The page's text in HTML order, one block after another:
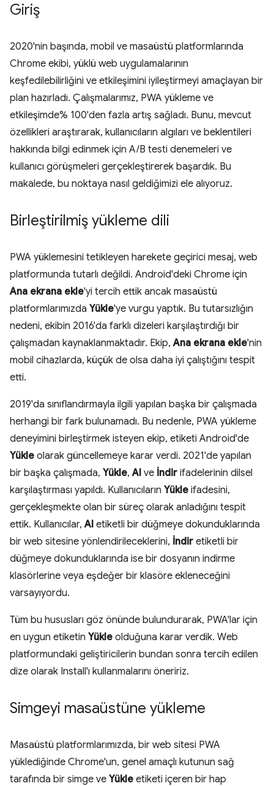
Giriş
2020'nin başında, mobil ve masaüstü platformlarında
Chrome ekibi, yüklü web uygulamalarının
keşfedilebilirliğini ve etkileşimini iyileştirmeyi amaçlayan bir
plan hazırladı. Çalışmalarımız, PWA yükleme ve
etkileşimde% 100'den fazla artış sağladı. Bunu, mevcut
özellikleri araştırarak, kullanıcıların algıları ve beklentileri
hakkında bilgi edinmek için A/B testi denemeleri ve
kullanıcı görüşmeleri gerçekleştirerek başardık. Bu
makalede, bu noktaya nasıl geldiğimizi ele alıyoruz.
Birleştirilmiş yükleme dili
PWA yüklemesini tetikleyen harekete geçirici mesaj, web
platformunda tutarlı değildi. Android'deki Chrome için
Ana ekrana ekle'yi tercih ettik ancak masaüstü
platformlarımızda Yükle'ye vurgu yaptık. Bu tutarsızlığın
nedeni, ekibin 2016'da farklı dizeleri karşılaştırdığı bir
çalışmadan kaynaklanmaktadır. Ekip,Ana ekrana ekle'nin
mobil cihazlarda, küçük de olsa daha iyi çalıştığını tespit
etti.
2019'da sınıflandırmayla ilgili yapılan başka bir çalışmada
herhangi bir fark bulunamadı. Bu nedenle, PWA yükleme
deneyimini birleştirmek isteyen ekip, etiketi Android'de
Yükle olarak güncellemeye karar verdi. 2021'de yapılan
bir başka çalışmada, Yükle,Al ve İndir ifadelerinin dilsel
karşılaştırması yapıldı. Kullanıcıların Yükle ifadesini,
gerçekleşmekte olan bir süreç olarak anladığını tespit
ettik. Kullanıcılar,Al etiketli bir düğmeye dokunduklarında
bir web sitesine yönlendirileceklerini, İndir etiketli bir
düğmeye dokunduklarında ise bir dosyanın indirme
klasörlerine veya eşdeğer bir klasöre ekleneceğini
varsayıyordu.
Tüm bu hususları göz önünde bulundurarak, PWA'lar için
en uygun etiketin Yükle olduğuna karar verdik. Web
platformundaki geliştiricilerin bundan sonra tercih edilen
dize olarak Install'ı kullanmalarını öneririz.
Simgeyi masaüstüne yükleme
Masaüstü platformlarımızda, bir web sitesi PWA
yüklediğinde Chrome'un, genel amaçlı kutunun sağ
tarafında bir simge ve Yükle etiketi içeren bir hap